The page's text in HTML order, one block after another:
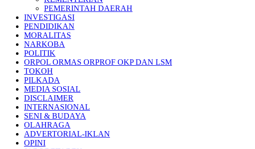
PEMERINTAH DAERAH
INVESTIGASI
PENDIDIKAN
MORALITAS
NARKOBA
POLITIK
ORPOL ORMAS ORPROF OKP DAN LSM
TOKOH
PILKADA
MEDIA SOSIAL
DISCLAIMER
INTERNASIONAL
SENI & BUDAYA
OLAHRAGA
ADVERTORIAL-IKLAN
OPINI